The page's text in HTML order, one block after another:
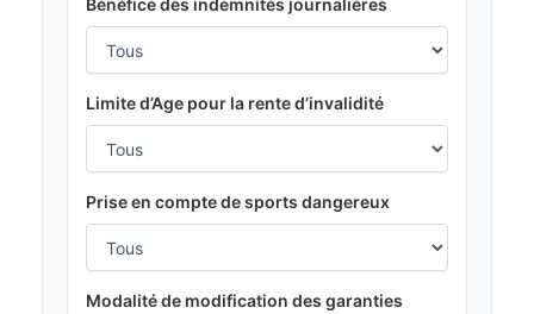
Bénéfice des indemnités journalières
Limite d’Age pour la rente d’invalidité
Prise en compte de sports dangereux
Modalité de modification des garanties